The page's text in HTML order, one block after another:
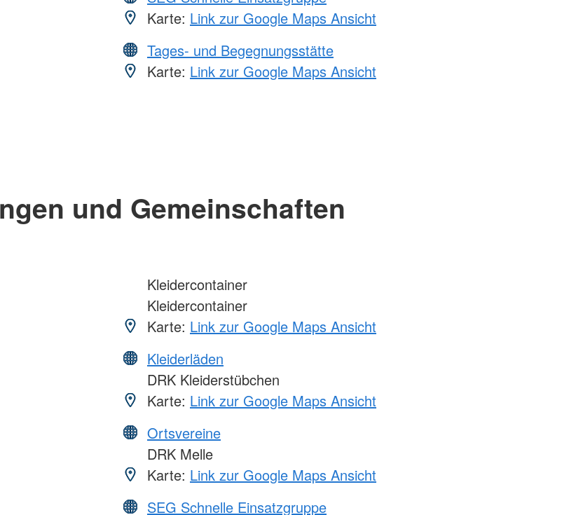
Karte: Link zur Google Maps Ansicht
Tages- und Begegnungsstätte
Karte: Link zur Google Maps Ansicht
und Gemeinschaften
Kleidercontainer
Kleidercontainer
Karte: Link zur Google Maps Ansicht
Kleiderläden
DRK Kleiderstübchen
Karte: Link zur Google Maps Ansicht
Ortsvereine
DRK Melle
Karte: Link zur Google Maps Ansicht
SEG Schnelle Einsatzgruppe